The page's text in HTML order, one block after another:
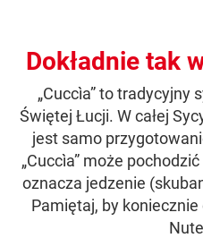
Dokładnie tak
„Cuccìa” to tradycyjny
Świętej Łucji. W całej
jest samo
„Cuccìa” może
oznacza jedzenie
Pamiętaj, by koniecznie